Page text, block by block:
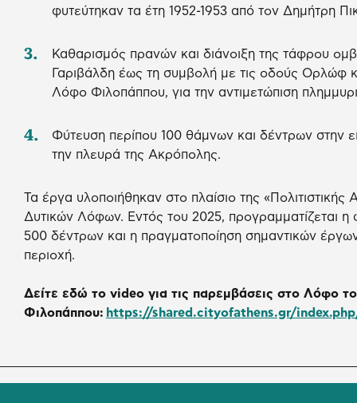
φυτεύτηκαν τα έτη 1952-1953 από τον Δημήτρη
Καθαρισμός πρανών και διάνοιξη της τάφρου
Γαριβάλδη έως τη συμβολή με τις οδούς Ορλώφ
Λόφο Φιλοπάππου, για την αντιμετώπιση
Φύτευση περίπου 100 θάμνων και δέντρων στην
την πλευρά της Ακρόπολης.
Τα έργα υλοποιήθηκαν στο πλαίσιο της «Πολιτιστικής
Δυτικών Λόφων. Εντός του 2025, προγραμματίζεται η
500 δέντρων και η πραγματοποίηση σημαντικών
περιοχή.
Δείτε εδώ το video για τις παρεμβάσεις στο Λόφο
Φιλοπάππου: https://shared.cityofathens.gr/